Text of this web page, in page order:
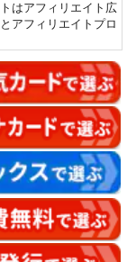
はアフィリエイト広
アフィリエイトプロ